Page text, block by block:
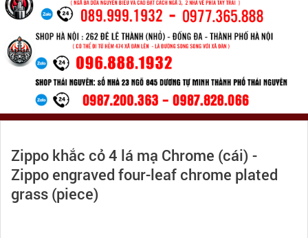
Zippo khắc cỏ 4 lá mạ Chrome (cái) -
Zippo engraved four-leaf chrome plated
grass (piece)